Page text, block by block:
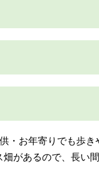
・お年寄りでも歩き
があるので、長い